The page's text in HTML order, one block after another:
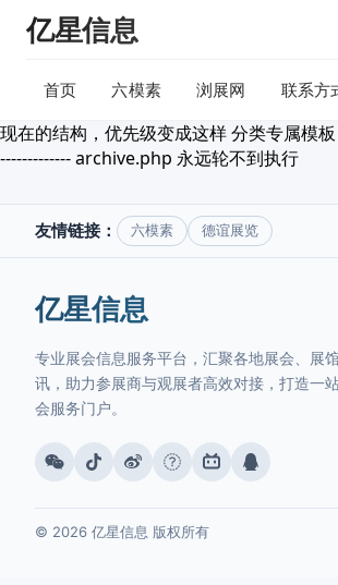
亿星信息
首页 六模素 浏展网 联系方
现在的结构，优先级变成这样 分类专属
------------- archive.php 永远轮不到执行
友情链接： 六模素 德谊展览
亿星信息
专业展会信息服务平台，汇聚各地展会、展
讯，助力参展商与观展者高效对接，打造一
会服务门户。
© 2026 亿星信息 版权所有